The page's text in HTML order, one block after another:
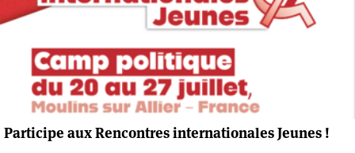
Participe aux Rencontres internationales Jeunes !